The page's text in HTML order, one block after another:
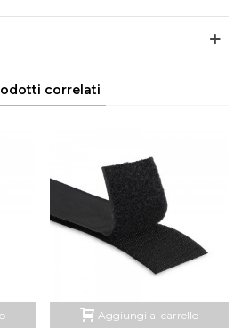
correlati
Aggiungi al carrello